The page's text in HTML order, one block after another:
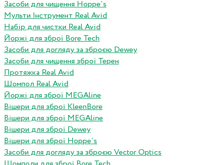
Засоби для чищення Hoppe`s
Мульти Інструмент Real Avid
Набір для чистки Real Avid
Йоржі для зброї Bore Tech
Засоби для догляду за зброєю Dewey
Засоби для чищення зброї Терен
Протяжка Real Avid
Шомпол Real Avid
Йоржі для зброї MEGAline
Вішери для зброї KleenBore
Вішери для зброї MEGAline
Вішери для зброї Dewey
Вішери для зброї Hoppe`s
Засоби для догляду за зброєю Vector Optics